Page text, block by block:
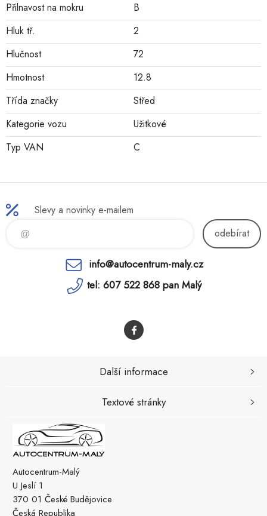
Přilnavost na mokru
B
Hluk tř.
2
Hlučnost
72
Hmotnost
12.8
Třída značky
Střed
Kategorie vozu
Užitkové
Typ VAN
C
Slevy a novinky e-mailem
odebírat
info@autocentrum-maly.cz
tel: 607 522 868 pan Malý
Autocentrum-Malý
U Jeslí 1
370 01 České Budějovice
Česká Republika
Další informace
Textové stránky